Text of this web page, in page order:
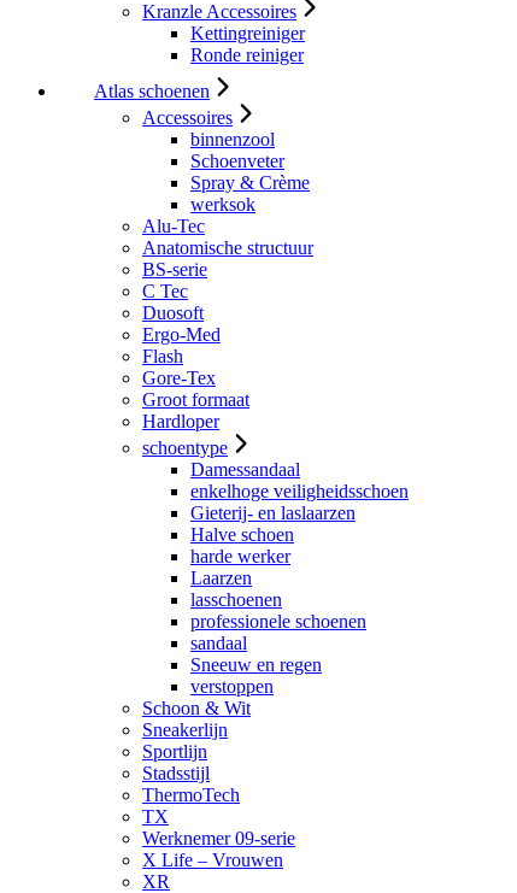
Kranzle Accessoires
Kettingreiniger
Ronde reiniger
Atlas schoenen
Accessoires
binnenzool
Schoenveter
Spray & Crème
werksok
Alu-Tec
Anatomische structuur
BS-serie
C Tec
Duosoft
Ergo-Med
Flash
Gore-Tex
Groot formaat
Hardloper
schoentype
Damessandaal
enkelhoge veiligheidsschoen
Gieterij- en laslaarzen
Halve schoen
harde werker
Laarzen
lasschoenen
professionele schoenen
sandaal
Sneeuw en regen
verstoppen
Schoon & Wit
Sneakerlijn
Sportlijn
Stadsstijl
ThermoTech
TX
Werknemer 09-serie
X Life – Vrouwen
XR